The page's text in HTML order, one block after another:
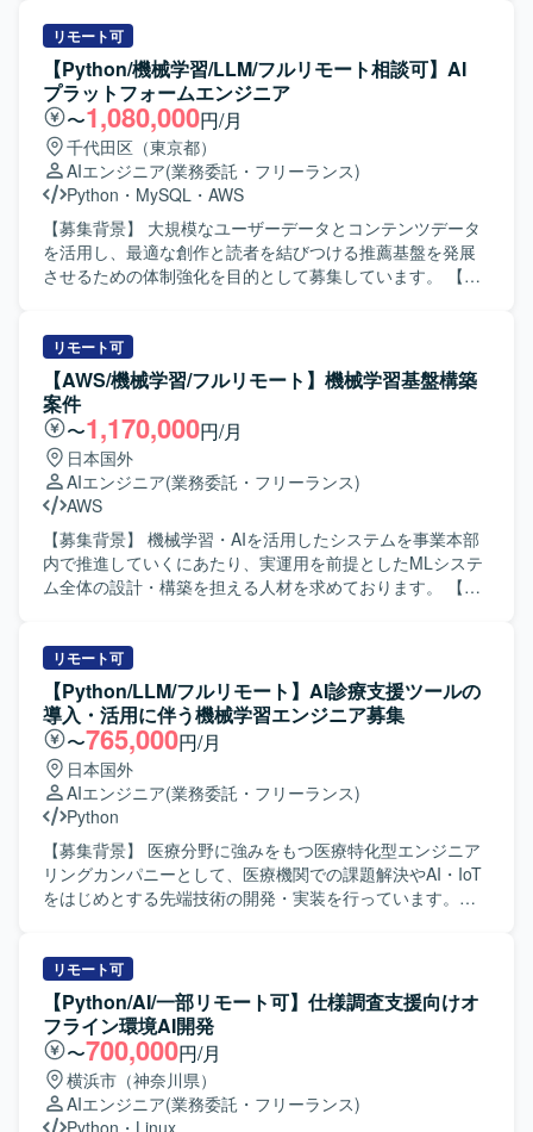
化を行っていただきます。 ・プロダクト内および社内への
AI導入を行っていただきます。 【開発環境】 ・開発言語：
Python、Typescript ・機械学習・統計モデリング：scikit-
learn、LightGBM、pandas、numpy etc. ・クラウドプラッ
トフォーム：Google Cloud Platform ・分析基盤：BigQuery
・アプリケーション：Next.js、FastAPI ・構成管理ツー
ル：Terraform、Cloud Build ・データモデリング：
Dataform ・データビジュアライゼーション：
Metabase/Redash ・その他：Docker、GitHub、Slack、
Github Copilot etc.
リモート可
【Python/機械学習/LLM/フルリモート相談可】AI
プラットフォームエンジニア
〜1,080,000円/月
千代田区（東京都）
AIエンジニア(業務委託・フリーランス)
Python ・ MySQL ・ AWS
【募集背景】 大規模なユーザーデータとコンテンツデータ
を活用し、最適な創作と読者を結びつける推薦基盤を発展
させるための体制強化を目的として募集しています。 【作
ンテンツの特徴量を抽出するデータ処理基盤を設計・運用
します。 LLMや埋め込み技術を用いてコンテンツ理解およ
び検索の基盤を設計・運用します。 推論パイプラインや
LLM・機械学習モデルの開発および運用体制（LLMOps /
MLOps）の仕組みを設計し、継続的に改善します。 ユーザ
ー行動とコンテンツ情報に基づく推薦エンジンの開発・改
善を行います。 コンテンツ分類の仕組みと記事評価機能の
開発・改善を行い、その運用をチームとして支援します。
信頼性・安全性向上のため、悪意ある行動を検知しLLMで
判定するフィルタリング機能を開発します。 既存の機械学
習基盤を最新技術に更新し、性能およびコストの改善を図
ジョン・バリューに共感し、その実現に主体的に取り組め
る方を求めています。 新しい技術への感度が高く、プロダ
クト品質向上にこだわりを持って取り組める方を歓迎しま
す。 環境変化に柔軟に対応し、建設的な議論を推進できる
方を求めています。 計測と実験を重視し、データドリブン
に意思決定できる方に適したポジションです。 技術以外の
要素も含む複雑なビジネス課題に対して前向きに取り組
み、解決を楽しめるマインドをお持ちの方を歓迎します。
生成AIの最新技術を積極的に取り込み、基盤の継続的な改
善に強い興味をお持ちの方を求めています。 【ポジション
の魅力】 多様なコンテンツとコミュニティから生まれるユ
フォームで、推薦・検索基盤の運用経験を積むことができ
ます。 LLMを推薦に活用する実践的な知見を蓄積できる環
境です。 最新のAI技術を積極的に取り入れ、対外的な発信
も奨励される文化があります。 技術選定やロードマップ策
定に大きな裁量を持ち、AI・機械学習基盤構築の中核とし
て活躍できるポジションです。 【開発環境】 機械学習シス
テムの開発には主にPythonを使用し、Databricks上で動作
リモート可
【AWS/機械学習/フルリモート】機械学習基盤構築
案件
〜1,170,000円/月
日本国外
AIエンジニア(業務委託・フリーランス)
AWS
【募集背景】 機械学習・AIを活用したシステムを事業本部
内で推進していくにあたり、実運用を前提としたMLシステ
ム全体の設計・構築を担える人材を求めております。 【作
ンの構築や、API、バッチ処理、データ基盤、ストレージ、
監視などを組み合わせたアーキテクチャ設計を行っていた
だきます。 本番運用を想定したモデル管理、デプロイ、監
視、ログ収集、障害対応、性能改善までを一貫して対応し
ていただきます。 CI/CD、IaC、コンテナ等を活用した開
発・運用基盤の整備や、AWS環境における権限・セキュリ
ティ設計もご担当いただきます。 要件整理、アーキテクチ
ャ設計、実装、テスト、運用設計までの一連の工程を推進
していただきます。 【求める人物像】 モデル開発だけでな
く、実運用を見据えたシステム全体の設計・構築ができる
方を求めております。 機械学習、クラウド、アプリケーシ
主体的に進められる方が望ましいです。 長期的な保守性、
拡張性、セキュリティを意識して設計できる方を歓迎いた
します。 【ポジションの魅力】 機械学習モデルの構築にと
どまらず、データ前処理から学習、評価、推論、再学習、
モデル管理、監視、障害対応までを含めたMLシステム全体
の設計・構築に携わることができます。 AWS SageMaker
をはじめとしたクラウドサービスやマイクロサービスを組
リモート可
【Python/LLM/フルリモート】AI診療支援ツールの
導入・活用に伴う機械学習エンジニア募集
〜765,000円/月
日本国外
AIエンジニア(業務委託・フリーランス)
Python
【募集背景】 医療分野に強みをもつ医療特化型エンジニア
リングカンパニーとして、医療機関での課題解決やAI・IoT
をはじめとする先端技術の開発・実装を行っています。生
支援ツールの導入・活用を支援しつつ、顧客からのフィー
ドバックをプロダクト改善へつなげていただきます。 ・機
械学習モデルの開発・運用（NLP、生成AIを中心としたモデ
ル活用） ・プロンプト設計・チューニングを含むプロンプ
トエンジニア業務 ・カスタマーサクセスと連携した要件整
理および技術サポート ・プロダクト改善のためのデータ解
析およびモデル改善提案 【求める人物像】 技術とコミュニ
リモート可
【Python/AI/一部リモート可】仕様調査支援向けオ
フライン環境AI開発
〜700,000円/月
横浜市（神奈川県）
AIエンジニア(業務委託・フリーランス)
Python ・ Linux